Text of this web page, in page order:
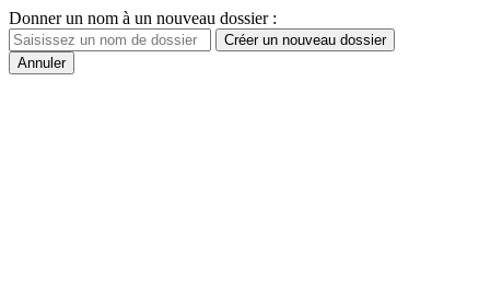
Donner un nom à un nouveau dossier :
Créer un nouveau dossier
Annuler